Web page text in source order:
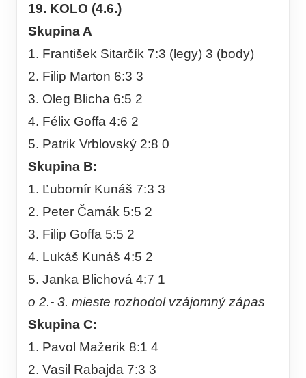
19. KOLO (4.6.)
Skupina A
1. František Sitarčík 7:3 (legy) 3 (body)
2. Filip Marton 6:3 3
3. Oleg Blicha 6:5 2
4. Félix Goffa 4:6 2
5. Patrik Vrblovský 2:8 0
Skupina B:
1. Ľubomír Kunáš 7:3 3
2. Peter Čamák 5:5 2
3. Filip Goffa 5:5 2
4. Lukáš Kunáš 4:5 2
5. Janka Blichová 4:7 1
o 2.- 3. mieste rozhodol vzájomný zápas
Skupina C:
1. Pavol Mažerik 8:1 4
2. Vasil Rabajda 7:3 3